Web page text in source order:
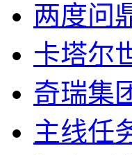
两度问
卡塔尔
奇瑞集
主线任